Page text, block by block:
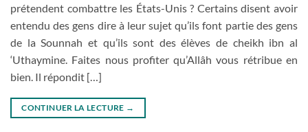
prétendent combattre les États-Unis ? Certains disent avoir
entendu des gens dire à leur sujet qu’ils font partie des gens
de la Sounnah et qu’ils sont des élèves de cheikh ibn al
‘Uthaymine. Faites nous profiter qu’Allâh vous rétribue en
bien. Il répondit […]
CONTINUER LA LECTURE →